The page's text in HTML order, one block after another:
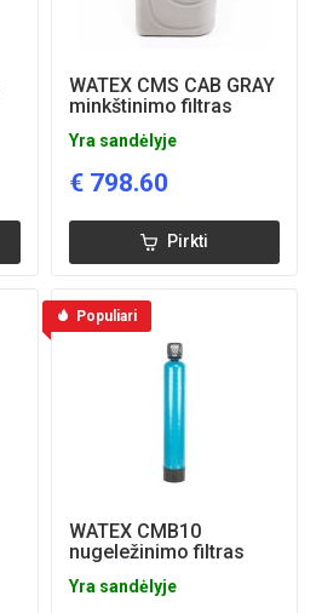
WATEX CMS CAB GRAY
minkštinimo filtras
Yra sandėlyje
€ 798.60
Pirkti
Populiari
WATEX CMB10
nugeležinimo filtras
Yra sandėlyje